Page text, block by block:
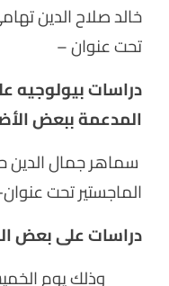
خالد صلاح الدين
تحت عنوان –
دراسات بيولوجيه
المدعمة ببعض
سماهر جمال الدين
الماجستير تحت
دراسات على بعض
وذلك يوم الخميس